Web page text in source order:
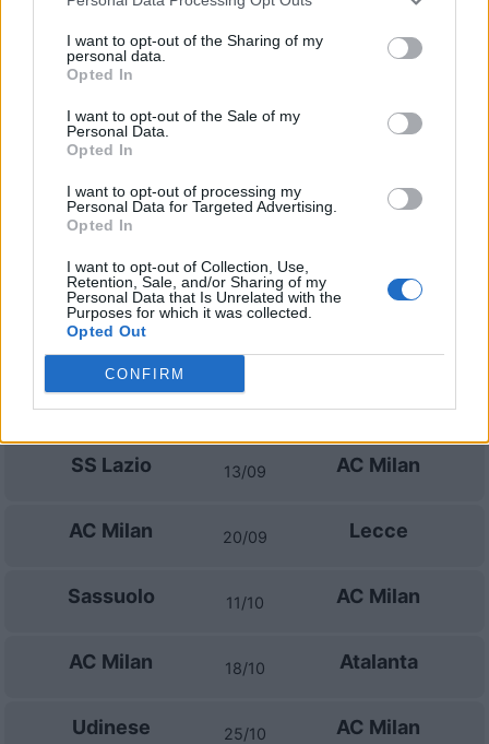
I want to opt-out of the Sharing of my
personal data.
Opted In
I want to opt-out of the Sale of my
Personal Data.
Opted In
I want to opt-out of processing my
Personal Data for Targeted Advertising.
Opted In
I want to opt-out of Collection, Use,
Retention, Sale, and/or Sharing of my
Personal Data that Is Unrelated with the
Purposes for which it was collected.
Opted Out
CONFIRM
AC Milan Atalanta
2022 Atalanta
2022 AC Milan
Prossime partite AC Milan
Torino 23/08
AC Milan
Juventus 06/09
SS Lazio 13/09 AC Milan
AC Milan 20/09 Lecce
Sassuolo 11/10 AC Milan
AC Milan 18/10 Atalanta
Udinese 25/10 AC Milan